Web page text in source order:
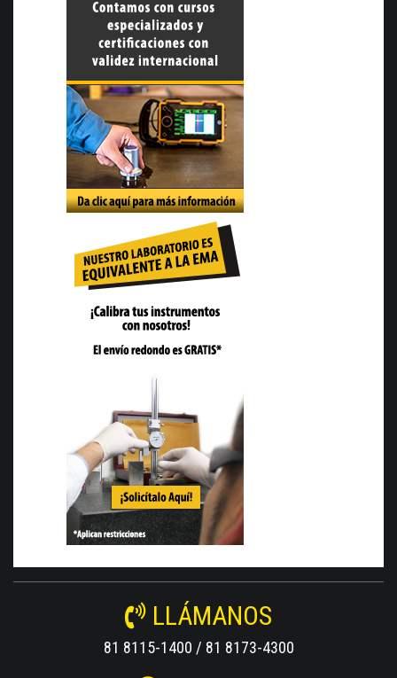
LLÁMANOS
81 8115-1400 / 81 8173-4300